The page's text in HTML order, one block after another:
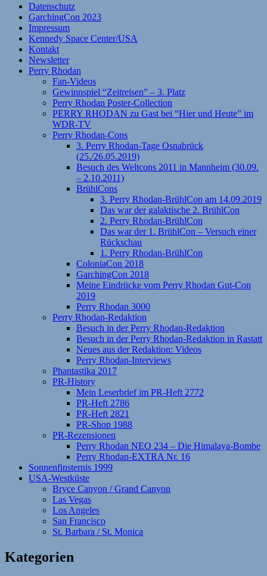
Datenschutz
GarchingCon 2023
Impressum
Kennedy Space Center/USA
Kontakt
Newsletter
Perry Rhodan
Fan-Videos
Gewinnspiel “Zeitreisen” – 3. Platz
Perry Rhodan Poster-Collection
PERRY RHODAN zu Gast bei “Hier und Heute” im
WDR-TV
Perry Rhodan-Cons
3. Perry Rhodan-Tage Osnabrück
(25./26.05.2019)
Besuch des Weltcons 2011 in Mannheim (30.09.
– 2.10.2011)
BrühlCons
3. Perry Rhodan-BrühlCon am 14.09.2019
Das war der galaktische 2. BrühlCon
2. Perry Rhodan-BrühlCon
Das war der 1. BrühlCon – Versuch einer
Rückschau
1. Perry Rhodan-BrühlCon
ColoniaCon 2018
GarchingCon 2018
Meine Eindrücke vom Perry Rhodan Gut-Con
2019
Perry Rhodan 3000
Perry Rhodan-Redaktion
Besuch in der Perry Rhodan-Redaktion
Besuch in der Perry Rhodan-Redaktion in Rastatt
Neues aus der Redaktion: Videos
Perry Rhodan-Interviews
Phantastika 2017
PR-History
Mein Leserbrief im PR-Heft 2772
PR-Heft 2786
PR-Heft 2821
PR-Shop 1988
PR-Rezensionen
Perry Rhodan NEO 234 – Die Himalaya-Bombe
Perry Rhodan-EXTRA Nr. 16
Sonnenfinsternis 1999
USA-Westküste
Bryce Canyon / Grand Canyon
Las Vegas
Los Angeles
San Francisco
St. Barbara / St. Monica
Kategorien